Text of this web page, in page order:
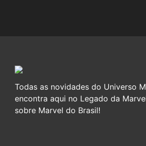
Todas as novidades do Universo
encontra aqui no Legado da
sobre Marvel do Brasil!